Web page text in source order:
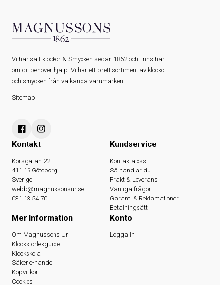
Vi har sålt klockor & Smycken sedan 1862 och finns här
om du behöver hjälp. Vi har ett brett sortiment av klockor
och smycken från välkända varumärken.
Sitemap
Kontakt
Korsgatan 22
411 16 Göteborg
Sverige
webb@magnussonsur.se
031 13 54 70
Kundservice
Kontakta oss
Så handlar du
Frakt & Leverans
Vanliga frågor
Garanti & Reklamationer
Betalningsätt
Mer Information
Om Magnussons Ur
Klockstorlekguide
Klockskola
Säker e-handel
Köpvillkor
Cookies
Konto
Logga In